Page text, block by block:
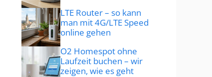
LTE Router – so kann
man mit 4G/LTE Speed
online gehen
O2 Homespot ohne
Laufzeit buchen – wir
zeigen, wie es geht